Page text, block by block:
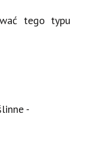
tego typu
-